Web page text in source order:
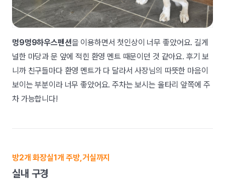
멍9멍9하우스펜션을 이용하면서 첫인상이 너무 좋았어요. 길게
널한 마당과 문 앞에 적힌 환영 멘트 때문이던 것 같아요. 후기 보
니까 친구들마다 환영 멘트가 다 달라서 사장님의 따뜻한 마음이
보이는 부분이라 너무 좋았어요. 주차는 보시는 울타리 앞쪽에 주
차 가능합니다!
방2개 화장실1개 주방,거실까지
실내 구경